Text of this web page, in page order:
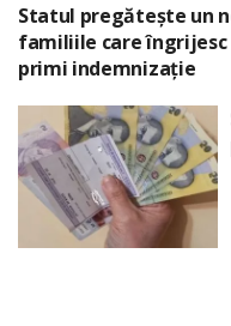
Statul pregătește un
familiile care îngrijesc
primi indemnizație